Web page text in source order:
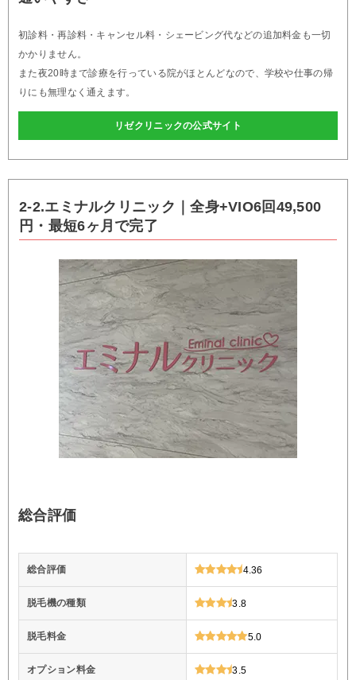
初診料・再診料・キャンセル料・シェービング代などの追加料金も一切
かかりません。
また夜20時まで診療を行っている院がほとんどなので、学校や仕事の帰
りにも無理なく通えます。
リゼクリニックの公式サイト
2-2.エミナルクリニック｜全身+VIO6回49,500
円・最短6ヶ月で完了
総合評価
総合評価 4.36
脱毛機の種類 3.8
脱毛料金 5.0
オプション料金 3.5